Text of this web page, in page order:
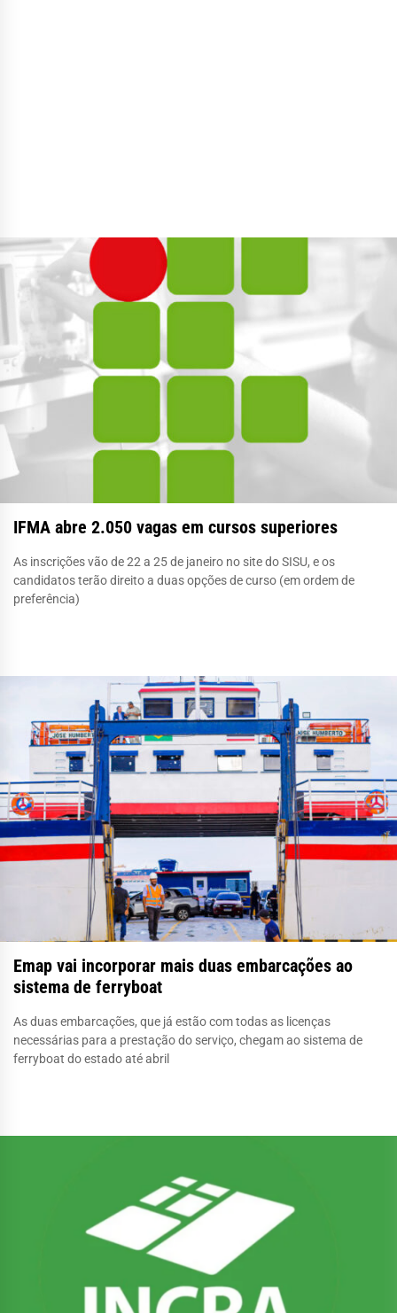
IFMA abre 2.050 vagas em cursos superiores
As inscrições vão de 22 a 25 de janeiro no site do SISU, e os
candidatos terão direito a duas opções de curso (em ordem de
preferência)
Emap vai incorporar mais duas embarcações ao
sistema de ferryboat
As duas embarcações, que já estão com todas as licenças
necessárias para a prestação do serviço, chegam ao sistema de
ferryboat do estado até abril